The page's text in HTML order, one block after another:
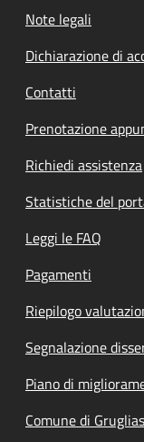
Note legali
Dichiarazione di
Contatti
Prenotazione
Richiedi assistenza
Statistiche del
Leggi le FAQ
Pagamenti
Riepilogo
Segnalazione
Piano di
Comune di